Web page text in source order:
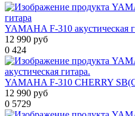
YAMAHA F-310 акустическая
12 990 руб
0 424
YAMAHA F-310 CHERRY
12 990 руб
0 5729